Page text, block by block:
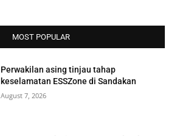
MOST POPULAR
Perwakilan asing tinjau tahap
keselamatan ESSZone di Sandakan
August 7, 2026